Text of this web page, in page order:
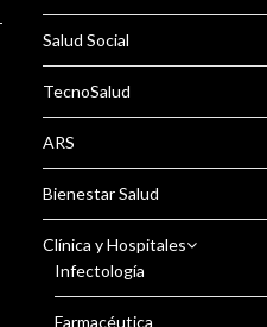
Salud Social
TecnoSalud
ARS
Bienestar Salud
Clínica y Hospitales
Infectología
Farmacéutica